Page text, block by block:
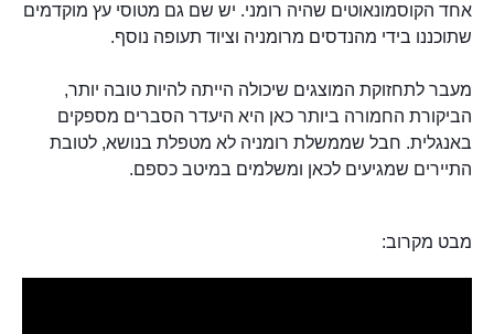
אחד הקוסמונאוטים שהיה רומני. יש שם גם מטוסי עץ מוקדמים
שתוכננו בידי מהנדסים מרומניה וציוד תעופה נוסף.
מעבר לתחזוקת המוצגים שיכולה הייתה להיות טובה יותר,
הביקורת החמורה ביותר כאן היא היעדר הסברים מספקים
באנגלית. חבל שממשלת רומניה לא מטפלת בנושא, לטובת
התיירים שמגיעים לכאן ומשלמים במיטב כספם.
מבט מקרוב: